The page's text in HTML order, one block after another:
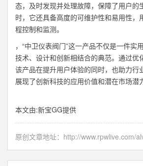
态，及时发现并处理故障，保障了用户的
时，它还具备高度的可维护性和易用性，
程控制和监测。
，“中卫仪表阀门”这一产品不仅是一件实
技术、设计和创新相结合的典范。通过优
该产品在提升用户体验的同时，也助力行
展现了创新科技的应用价值和潜在市场潜
本文由:新宝GG提供
原创文章地址： http://www.rpwlive.com/